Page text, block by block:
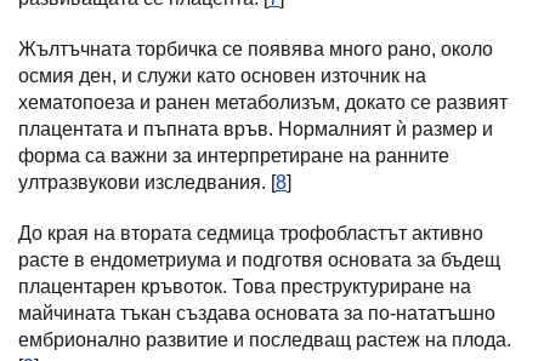
Жълтъчната торбичка се появява много рано, около
осмия ден, и служи като основен източник на
хематопоеза и ранен метаболизъм, докато се развият
плацентата и пъпната връв. Нормалният ѝ размер и
форма са важни за интерпретиране на ранните
ултразвукови изследвания. [8]
До края на втората седмица трофобластът активно
расте в ендометриума и подготвя основата за бъдещ
плацентарен кръвоток. Това преструктуриране на
майчината тъкан създава основата за по-нататъшно
ембрионално развитие и последващ растеж на плода.